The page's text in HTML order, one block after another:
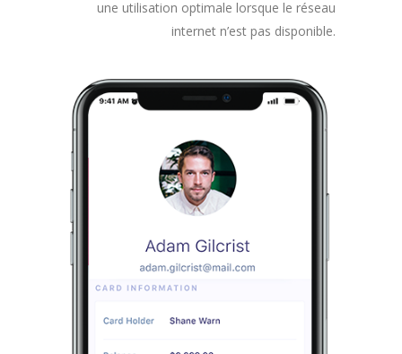
une utilisation optimale lorsque le réseau
internet n’est pas disponible.